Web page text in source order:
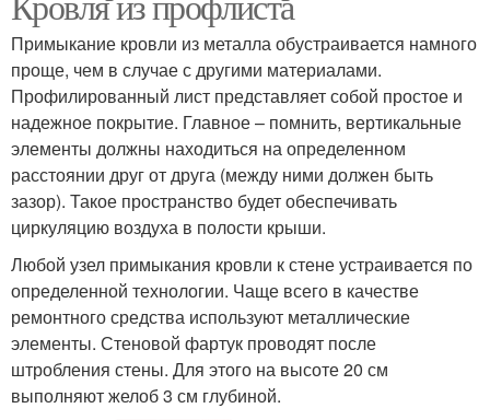
Примыкание кровли из металла обустраивается намного
проще, чем в случае с другими материалами.
Профилированный лист представляет собой простое и
надежное покрытие. Главное – помнить, вертикальные
элементы должны находиться на определенном
расстоянии друг от друга (между ними должен быть
зазор). Такое пространство будет обеспечивать
циркуляцию воздуха в полости крыши.
Любой узел примыкания кровли к стене устраивается по
определенной технологии. Чаще всего в качестве
ремонтного средства используют металлические
элементы. Стеновой фартук проводят после
штробления стены. Для этого на высоте 20 см
выполняют желоб 3 см глубиной.